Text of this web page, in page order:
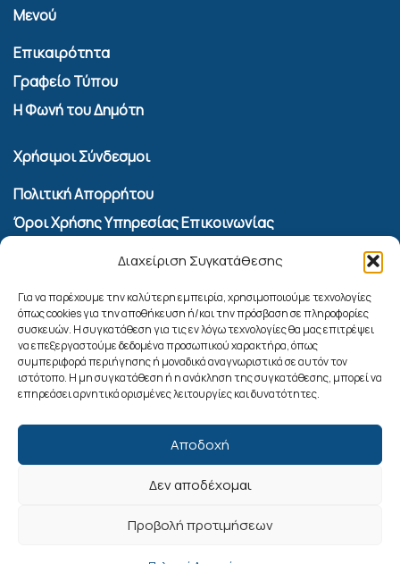
Διαχείριση Συγκατάθεσης
Για να παρέχουμε την καλύτερη εμπειρία, χρησιμοποιούμε τεχνολογίες
όπως cookies για την αποθήκευση ή/και την πρόσβαση σε πληροφορίες
συσκευών. Η συγκατάθεση για τις εν λόγω τεχνολογίες θα μας επιτρέψει
να επεξεργαστούμε δεδομένα προσωπικού χαρακτήρα, όπως
συμπεριφορά περιήγησης ή μοναδικά αναγνωριστικά σε αυτόν τον
ιστότοπο. Η μη συγκατάθεση ή η ανάκληση της συγκατάθεσης, μπορεί να
επηρεάσει αρνητικά ορισμένες λειτουργίες και δυνατότητες.
Αποδοχή
Δεν αποδέχομαι
Προβολή προτιμήσεων
Μενού
Επικαιρότητα
Γραφείο Τύπου
Η Φωνή του Δημότη
Χρήσιμοι Σύνδεσμοι
Πολιτική Απορρήτου
Όροι Χρήσης Υπηρεσίας Επικοινωνίας
Πολιτική Cookies (ΕΕ)
Αναζήτηση